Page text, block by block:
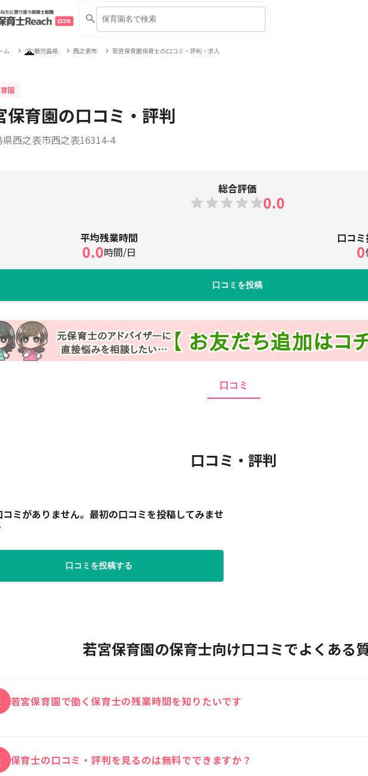
ム 🌋鹿児島県 西之表市 若宮保育園保育士の口コミ・評判・求人
園
保育園の口コミ・評判
県西之表市西之表16314-4
総合評価
0.0
平均残業時間
0.0時間/日
口コ
0
口コミを投稿
口コミ
口コミ・評判
コミがありません。最初の口コミを投稿してみませ
口コミを投稿する
若宮保育園の保育士向け口コミでよくある
若宮保育園で働く保育士の残業時間を知りたいです
保育士の口コミ・評判を見るのは無料でできますか？